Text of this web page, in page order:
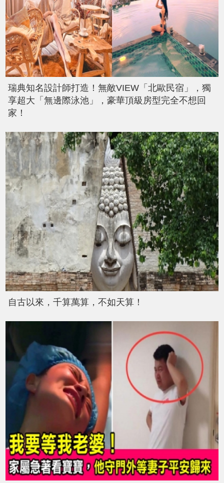
瑞典知名設計師打造！無敵VIEW「北歐民宿」，獨
享超大「無邊際泳池」，豪華頂級房型完全不想回
家！
自古以來，千算萬算，不如天算！